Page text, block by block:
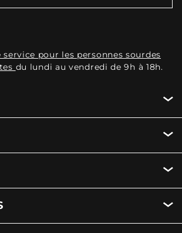
service pour les personnes sourdes
du lundi au vendredi de 9h à 18h.